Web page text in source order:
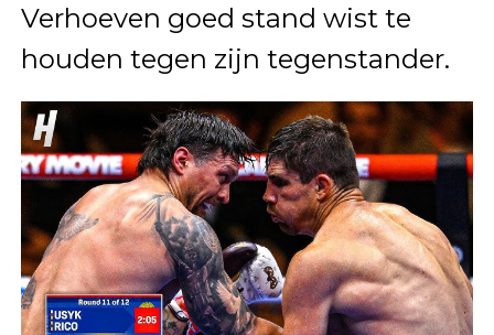
Verhoeven goed stand wist te
houden tegen zijn tegenstander.